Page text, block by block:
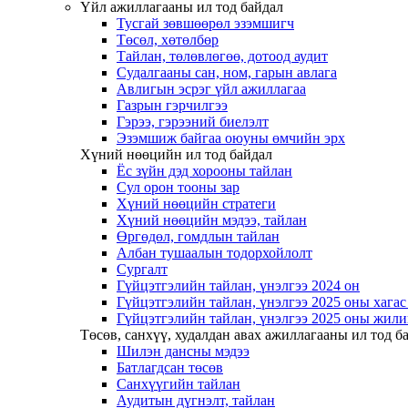
Үйл ажиллагааны ил тод байдал
Тусгай зөвшөөрөл эзэмшигч
Төсөл, хөтөлбөр
Тайлан, төлөвлөгөө, дотоод аудит
Судалгааны сан, ном, гарын авлага
Авлигын эсрэг үйл ажиллагаа
Газрын гэрчилгээ
Гэрээ, гэрээний биелэлт
Эзэмшиж байгаа оюуны өмчийн эрх
Хүний нөөцийн ил тод байдал
Ёс зүйн дэд хорооны тайлан
Сул орон тооны зар
Хүний нөөцийн стратеги
Хүний нөөцийн мэдээ, тайлан
Өргөдөл, гомдлын тайлан
Албан тушаалын тодорхойлолт
Сургалт
Гүйцэтгэлийн тайлан, үнэлгээ 2024 он
Гүйцэтгэлийн тайлан, үнэлгээ 2025 оны
Гүйцэтгэлийн тайлан, үнэлгээ 2025 оны
Төсөв, санхүү, худалдан авах ажиллагааны ил тод
Шилэн дансны мэдээ
Батлагдсан төсөв
Санхүүгийн тайлан
Аудитын дүгнэлт, тайлан